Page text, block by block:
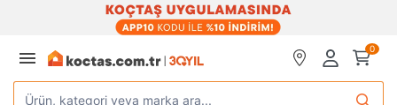
0
Ürün, kategori veya marka ara...